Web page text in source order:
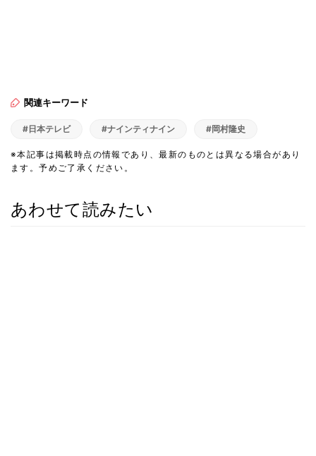
関連キーワード
#日本テレビ #ナインティナイン #岡村隆史
※本記事は掲載時点の情報であり、最新のものとは異なる場合があり
ます。予めご了承ください。
あわせて読みたい